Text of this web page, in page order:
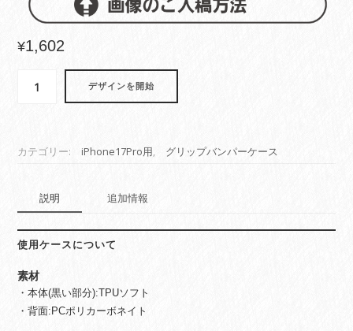
¥1,602
プ
パ
ー
ケ
ス
個
デザインを開始
カテゴリー: iPhone17Pro用, グリップバンパーケース
説明 追加情報
使用ケースについて
素材
・本体(黒い部分):TPUソフト
・背面:PCポリカーボネイト